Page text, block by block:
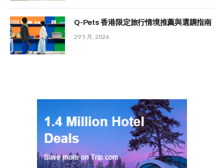
Q-Pets 香港限定旅行情境推薦與選購指南
29 5 月, 2026